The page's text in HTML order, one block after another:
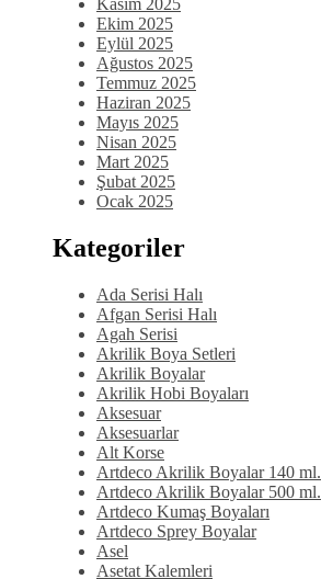
Ekim 2025
Eylül 2025
Ağustos 2025
Temmuz 2025
Haziran 2025
Mayıs 2025
Nisan 2025
Mart 2025
Şubat 2025
Ocak 2025
Kategoriler
Ada Serisi Halı
Afgan Serisi Halı
Agah Serisi
Akrilik Boya Setleri
Akrilik Boyalar
Akrilik Hobi Boyaları
Aksesuar
Aksesuarlar
Alt Korse
Artdeco Akrilik Boyalar 140 ml.
Artdeco Akrilik Boyalar 500 ml.
Artdeco Kumaş Boyaları
Artdeco Sprey Boyalar
Asel
Asetat Kalemleri